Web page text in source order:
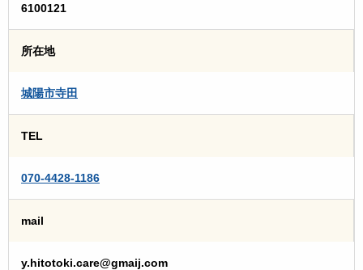
6100121
所在地
城陽市寺田
TEL
070-4428-1186
mail
y.hitotoki.care@gmaij.com